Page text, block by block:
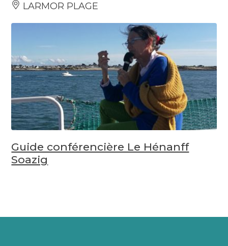
LARMOR PLAGE
Guide conférencière Le Hénanff
Soazig